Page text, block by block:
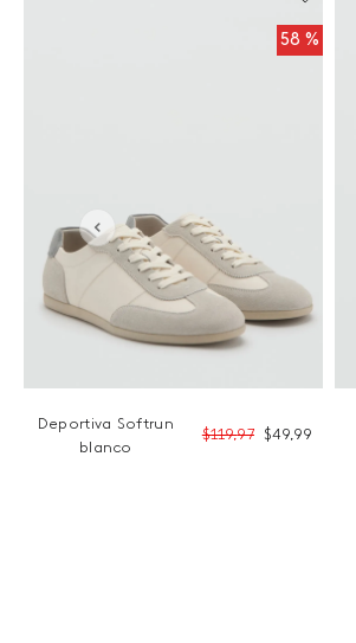
58 %
Deportiva Softrun
blanco
$119,97 $49,99